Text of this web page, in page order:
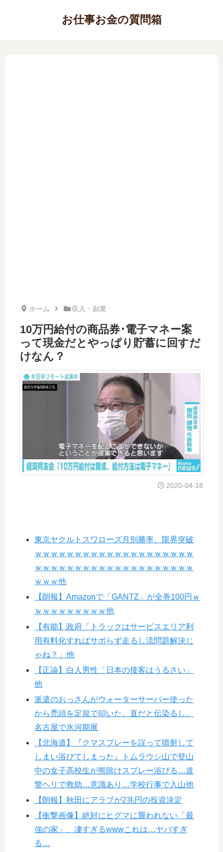
お仕事お金の質問箱
ホーム 収入・副業
10万円給付の商品券･電子マネー案
って現金だとやっぱり貯蓄に回すだ
けなん？
2020-04-18
東京ヤクルトスワローズ月別勝率、限界突破
ｗｗｗｗｗｗｗｗｗｗｗｗｗｗｗｗｗｗｗｗ
ｗｗｗｗｗｗｗｗｗｗｗｗｗｗｗｗｗｗｗｗ
ｗｗｗ他
【朗報】Amazonで「GANTZ」が全巻100円ｗ
ｗｗｗｗｗｗｗｗｗ他
【有能】政府「トラックはサービスエリア利
用有料化すればサボらず走るし流問題解決じ
ゃね？」他
【正論】白人男性「日本の接客はうるさい」
他
派遣のおっさんがウォーターサーバー使った
から禿頭を定規で叩いた。直だと伝染るし。
名古屋で氷河期展
【北海道】『クマスプレーを誤って噴射して
しまい浴びてしまった』トムラウシ山で登山
中の女子高校生が熊除けスプレー浴びる…道
警ヘリで救助…意識あり…学校行事で入山他
【朗報】秋田にアラブが2兆円の投資決定
【衝撃画像】絶対にヒグマに襲われない「最
強の家」、凄すぎるwwwこれは…ヤバすぎ
る…